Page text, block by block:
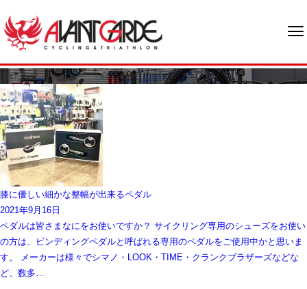
ブログ
膝に優しい細かな整幅が出来るペダル
2021年9月16日
ペダルは皆さまなにをお使いですか？ サイクリング専用のシューズをお使い
の方は、ビンディングペダルと呼ばれる専用のペダルをご使用中かと思いま
す。 メーカーは様々でシマノ・LOOK・TIME・クランクブラザーズなどな
ど、数多…